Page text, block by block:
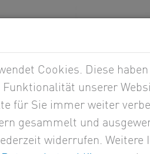
STEUERN
Cookies. Diese
unserer
für Sie immer weiter
gesammelt und
widerrufen.